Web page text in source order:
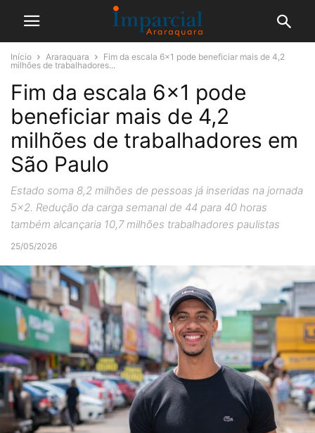
Início Araraquara
Fim da escala 6×1 pode beneficiar mais de 4,2
milhões de trabalhadores...
Fim da escala 6×1 pode
beneficiar mais de 4,2
milhões de trabalhadores em
São Paulo
Estado soma 8,2 milhões de pessoas já inseridas na jornada
5x2. Redução da carga semanal de 44 para 40 horas
também alcançaria 10,7 milhões trabalhadores paulistas
25/05/2026